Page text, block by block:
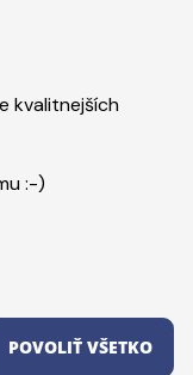
kvalitnejších
:-)
POVOLIŤ VŠETKO